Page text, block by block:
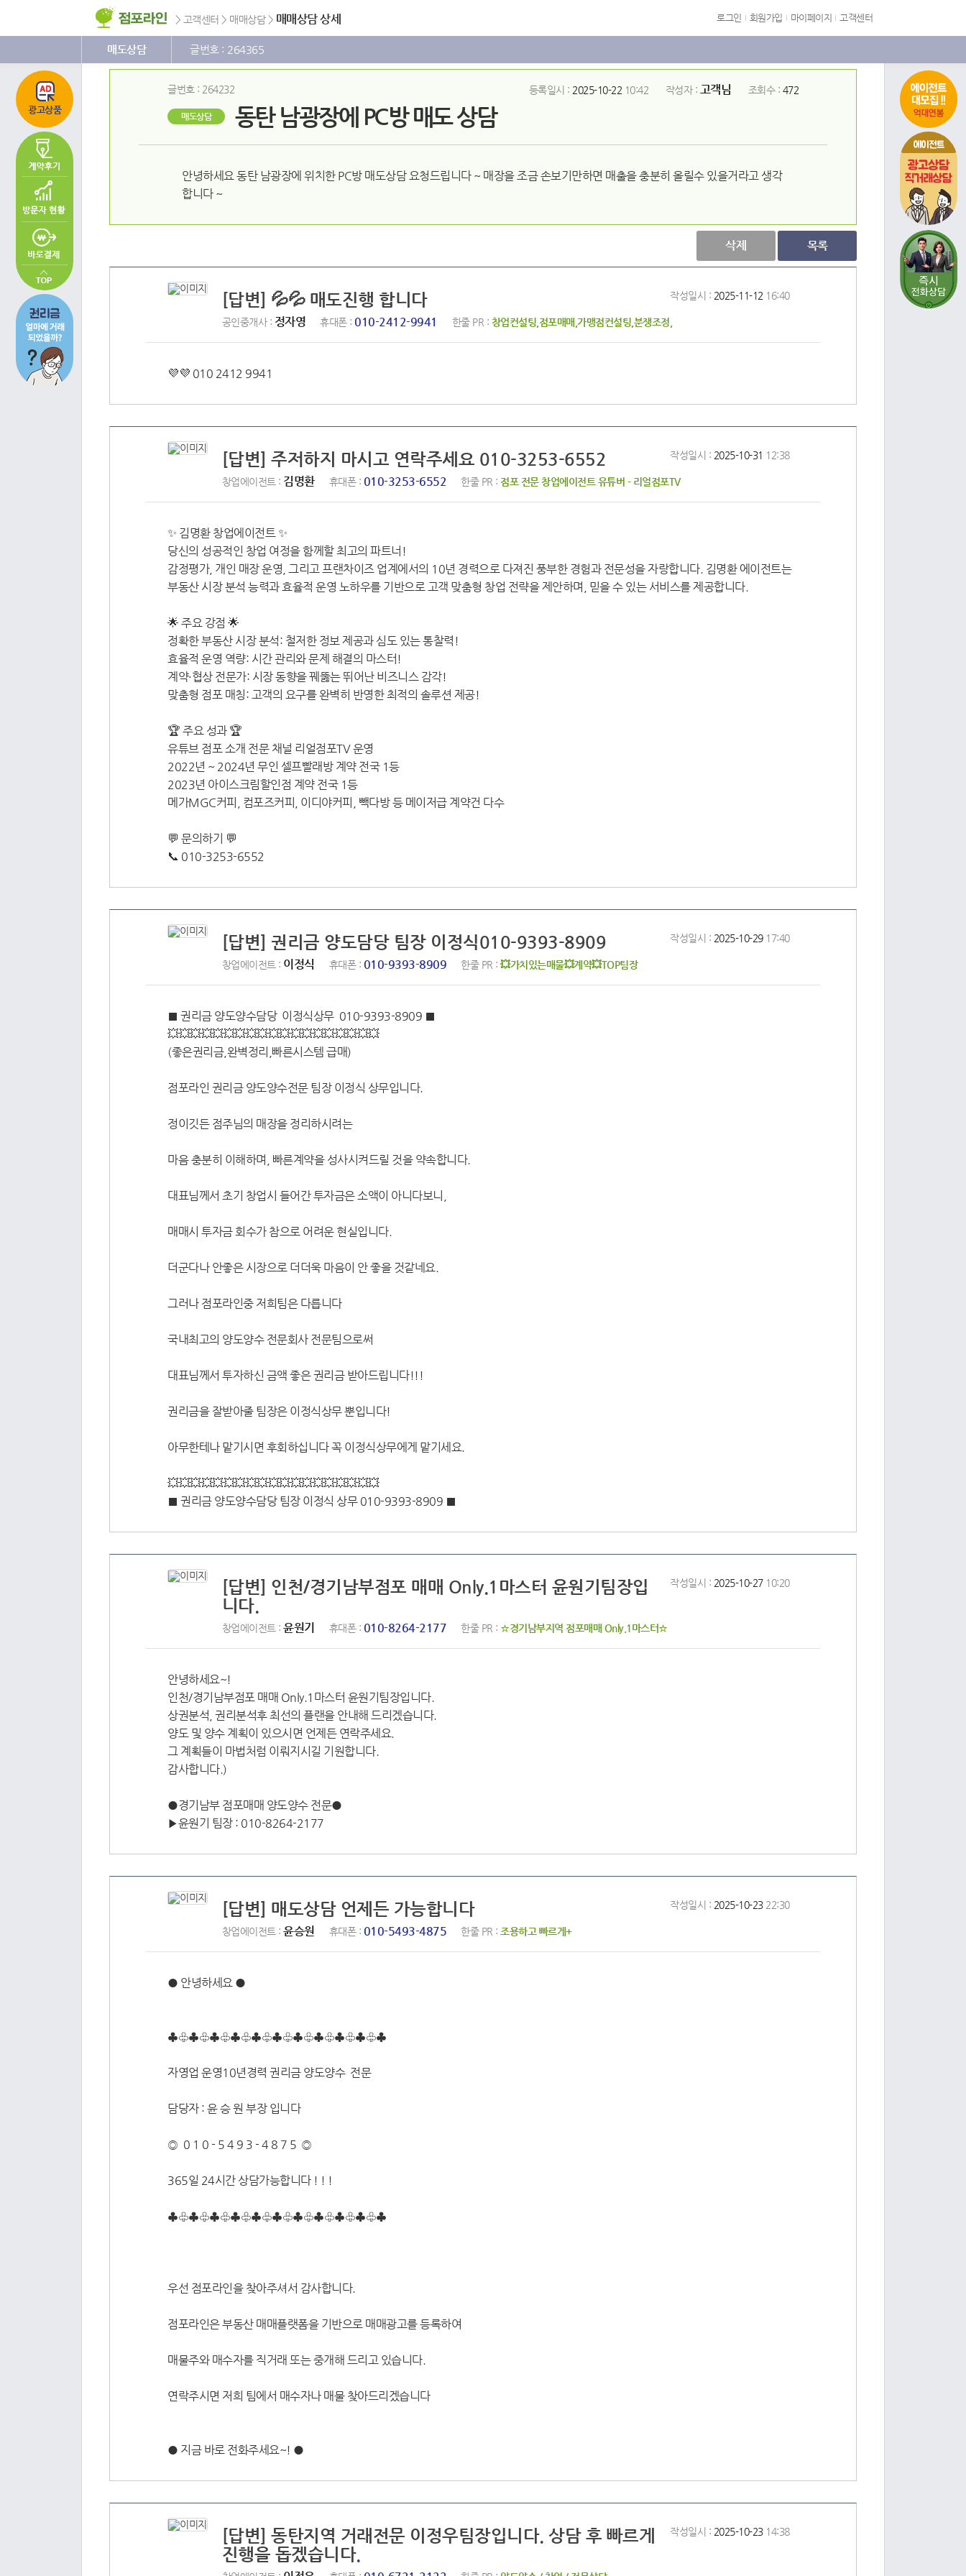
바
기
로
뉴
가
> 고객센터 > 매매상담 > 매매상담 상세 로그인 회원가입 마이페이지 고객센터
매도상담 글번호 : 264365
광고상품
에이전트
글번호 : 264232 등록일시 : 2025-10-22 10:42 작성자 : 고객님 조회수 : 472
매도상담 동탄 남광장에 PC방 매도 상담
안녕하세요 동탄 남광장에 위치한 PC방 매도상담 요청드립니다 ~ 매장을 조금 손보기만하면 매출을 충분히 올릴수 있을거라고 생각
합니다 ~
삭제 목록
[답변] 💦💦 매도진행 합니다 작성일시 : 2025-11-12 16:40
공인중개사 : 정자영 휴대폰 : 010-2412-9941 한줄 PR : 창업컨설팅,점포매매,가맹점컨설팅,분쟁조정,
💜💜 010 2412 9941
[답변] 주저하지 마시고 연락주세요 010-3253-6552 작성일시 : 2025-10-31 12:38
창업에이전트 : 김명환 휴대폰 : 010-3253-6552 한줄 PR : 점포 전문 창업에이전트 유튜버 - 리얼점포TV
✨ 김명환 창업에이전트 ✨
당신의 성공적인 창업 여정을 함께할 최고의 파트너!
감정평가, 개인 매장 운영, 그리고 프랜차이즈 업계에서의 10년 경력으로 다져진 풍부한 경험과 전문성을 자랑합니다. 김명환 에이전트는
부동산 시장 분석 능력과 효율적 운영 노하우를 기반으로 고객 맞춤형 창업 전략을 제안하며, 믿을 수 있는 서비스를 제공합니다.
🌟 주요 강점 🌟
정확한 부동산 시장 분석: 철저한 정보 제공과 심도 있는 통찰력!
효율적 운영 역량: 시간 관리와 문제 해결의 마스터!
계약·협상 전문가: 시장 동향을 꿰뚫는 뛰어난 비즈니스 감각!
맞춤형 점포 매칭: 고객의 요구를 완벽히 반영한 최적의 솔루션 제공!
🏆 주요 성과 🏆
유튜브 점포 소개 전문 채널 리얼점포TV 운영
2022년 ~ 2024년 무인 셀프빨래방 계약 전국 1등
2023년 아이스크림할인점 계약 전국 1등
메가MGC커피, 컴포즈커피, 이디야커피, 빽다방 등 메이저급 계약건 다수
💬 문의하기 💬
📞 010-3253-6552
[답변] 권리금 양도담당 팀장 이정식010-9393-8909 작성일시 : 2025-10-2917:40
창업에이전트 : 이정식 휴대폰 : 010-9393-8909 한줄 PR : 💥가치있는매물💥계약💥TOP팀장
■ 권리금 양도양수담당 이정식상무 010-9393-8909 ■
💥💥💥💥💥💥💥💥💥💥💥💥💥💥💥💥💥💥💥
(좋은권리금,완벽정리,빠른시스템 급매)
점포라인 권리금 양도양수전문 팀장 이정식 상무입니다.
정이깃든 점주님의 매장을 정리하시려는
마음 충분히 이해하며, 빠른계약을 성사시켜드릴 것을 약속합니다.
대표님께서 초기 창업시 들어간 투자금은 소액이 아니다보니,
매매시 투자금 회수가 참으로 어려운 현실입니다.
더군다나 안좋은 시장으로 더더욱 마음이 안 좋을 것같네요.
그러나 점포라인중 저희팀은 다릅니다
국내최고의 양도양수 전문회사 전문팀으로써
대표님께서 투자하신 금액 좋은 권리금 받아드립니다!!!
권리금을 잘받아줄 팀장은 이정식상무 뿐입니다!
아무한테나 맡기시면 후회하십니다 꼭 이정식상무에게 맡기세요.
💥💥💥💥💥💥💥💥💥💥💥💥💥💥💥💥💥💥💥
■ 권리금 양도양수담당 팀장 이정식 상무 010-9393-8909 ■
[답변] 인천/경기남부점포 매매 Only.1마스터 윤원기팀장입
니다.
작성일시 : 2025-10-2710:20
창업에이전트 : 윤원기 휴대폰 : 010-8264-2177 한줄 PR : ☆경기남부지역 점포매매 Only.1마스터☆
안녕하세요~!
인천/경기남부점포 매매 Only.1마스터 윤원기팀장입니다.
상권분석, 권리분석후 최선의 플랜을 안내해 드리겠습니다.
양도 및 양수 계획이 있으시면 언제든 연락주세요.
그 계획들이 마법처럼 이뤄지시길 기원합니다.
감사합니다.)
●경기남부 점포매매 양도양수 전문●
▶윤원기 팀장 : 010-8264-2177
[답변] 매도상담 언제든 가능합니다 작성일시 : 2025-10-2322:30
창업에이전트 : 윤승원 휴대폰 : 010-5493-4875 한줄 PR : 조용하고 빠르게+
● 안녕하세요 ●
♣♧♣♧♣♧♣♧♣♧♣♧♣♧♣♧♣♧♣♧♣
자영업 운영10년경력 권리금 양도양수 전문
담당자 : 윤 승 원 부장 입니다
◎ 0 1 0 - 5 4 9 3 - 4 8 7 5 ◎
365일 24시간 상담가능합니다 ! ! !
♣♧♣♧♣♧♣♧♣♧♣♧♣♧♣♧♣♧♣♧♣
우선 점포라인을 찾아주셔서 감사합니다.
점포라인은 부동산 매매플랫폼을 기반으로 매매광고를 등록하여
매물주와 매수자를 직거래 또는 중개해 드리고 있습니다.
연락주시면 저희 팀에서 매수자나 매물 찾아드리겠습니다
● 지금 바로 전화주세요~! ●
[답변] 동탄지역 거래전문 이정우팀장입니다. 상담 후 빠르게
진행을 돕겠습니다.
작성일시 : 2025-10-2314:38